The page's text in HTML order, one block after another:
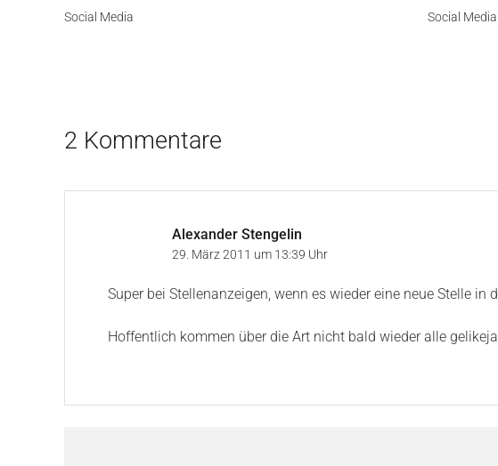
Social Media Social Media
2 Kommentare
Alexander Stengelin
29. März 2011 um 13:39 Uhr
Super bei Stellenanzeigen, wenn es wieder eine neue Stelle
Hoffentlich kommen über die Art nicht bald wieder alle